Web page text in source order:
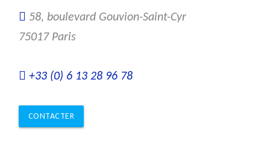
58, boulevard Gouvion-Saint-Cyr
75017 Paris
+33 (0) 6 13 28 96 78
CONTACTER